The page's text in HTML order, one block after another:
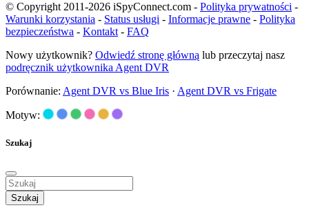
© Copyright 2011-2026 iSpyConnect.com - Polityka prywatności -
Warunki korzystania - Status usługi - Informacje prawne - Polityka
bezpieczeństwa - Kontakt - FAQ
Nowy użytkownik? Odwiedź stronę główną lub przeczytaj nasz
podręcznik użytkownika Agent DVR
Porównanie: Agent DVR vs Blue Iris · Agent DVR vs Frigate
Motyw:
Szukaj
Szukaj